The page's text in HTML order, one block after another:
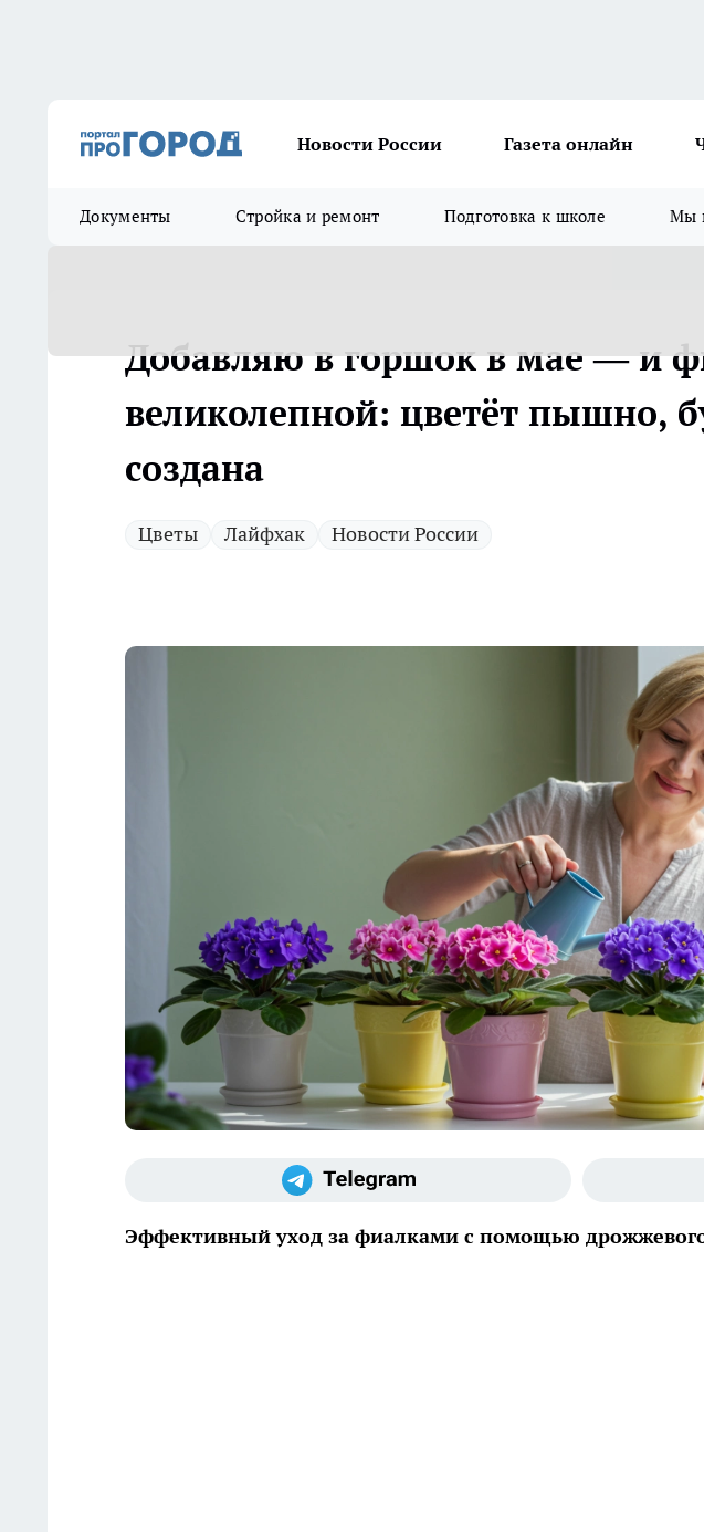
Новости России Газета онлайн
Документы Стройка и ремонт Подготовка к школе Мы
Добавляю в горшок в мае — и
великолепной: цветёт пышно,
создана
Цветы Лайфхак Новости России
Эффективный уход за фиалками с помощью